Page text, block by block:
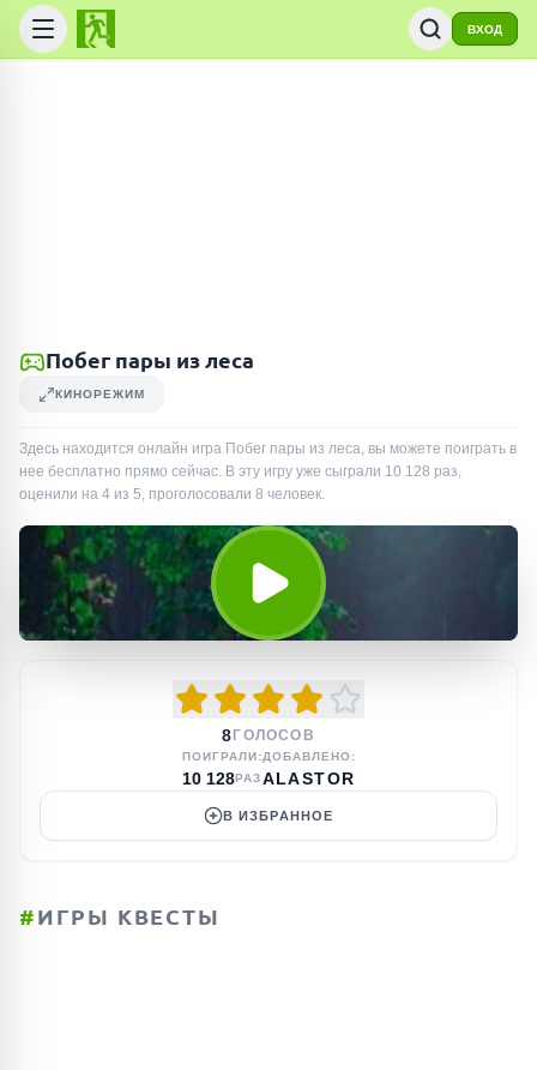
ВХОД
Побег пары из леса
КИНОРЕЖИМ
Здесь находится онлайн игра Побег пары из леса, вы можете поиграть в
нее бесплатно прямо сейчас. В эту игру уже сыграли 10 128 раз,
оценили на 4 из 5, проголосовали 8 человек.
8 ГОЛОСОВ
ПОИГРАЛИ:
10 128РАЗ
ДОБАВЛЕНО:
ALASTOR
В ИЗБРАННОЕ
#ИГРЫ КВЕСТЫ